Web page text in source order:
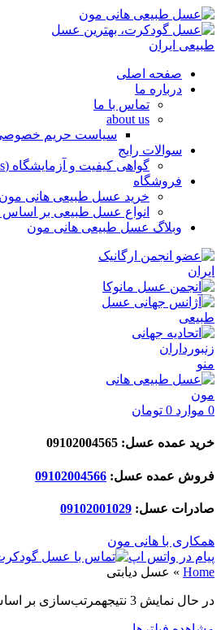
صفحه اصلی
درباره ما
تماس با ما
about us
سیاست حریم
سوالات رایج
گواهی کیفیت و آزمایشگاه (Quality Certificates)
فروشگاه
خرید عسل طبیعی هانی مون
انواع عسل طبیعی بر
وبلاگ عسل طبیعی هانی مون
منو
0 موارد 0 تومان
خرید عمده عسل: 09102004565
فروش عمده عسل: 09102004566
صادرات عسل: 09102001029
همکاری با هانی مون
پیام در واتس اپ
Home
» عسل دیابتی
در حال نمایش 3 نتیجه مرتب‌سازی بر